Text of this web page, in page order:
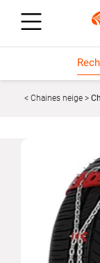
Chaines neige